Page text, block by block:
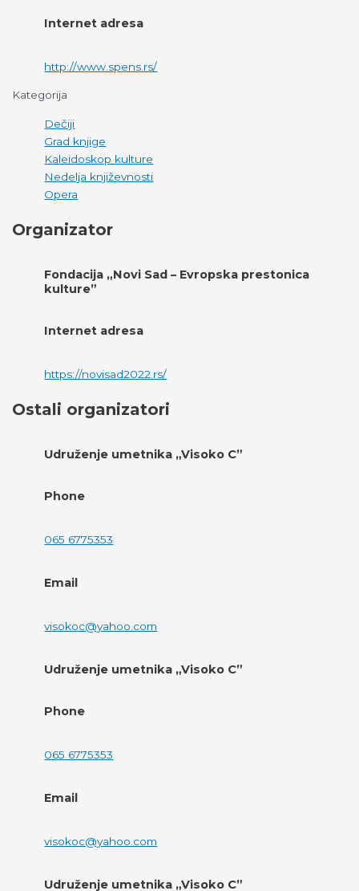
Internet adresa
http://www.spens.rs/
Kategorija
Dečiji
Grad knjige
Kaleidoskop kulture
Nedelja književnosti
Opera
Organizator
Fondacija „Novi Sad – Evropska prestonica
kulture”
Internet adresa
https://novisad2022.rs/
Ostali organizatori
Udruženje umetnika „Visoko C”
Phone
065 6775353
Email
visokoc@yahoo.com
Udruženje umetnika „Visoko C”
Phone
065 6775353
Email
visokoc@yahoo.com
Udruženje umetnika „Visoko C”